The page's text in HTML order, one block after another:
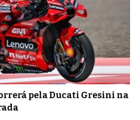
pela Ducati Gresini na